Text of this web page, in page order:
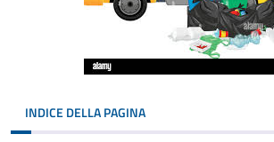
INDICE DELLA PAGINA